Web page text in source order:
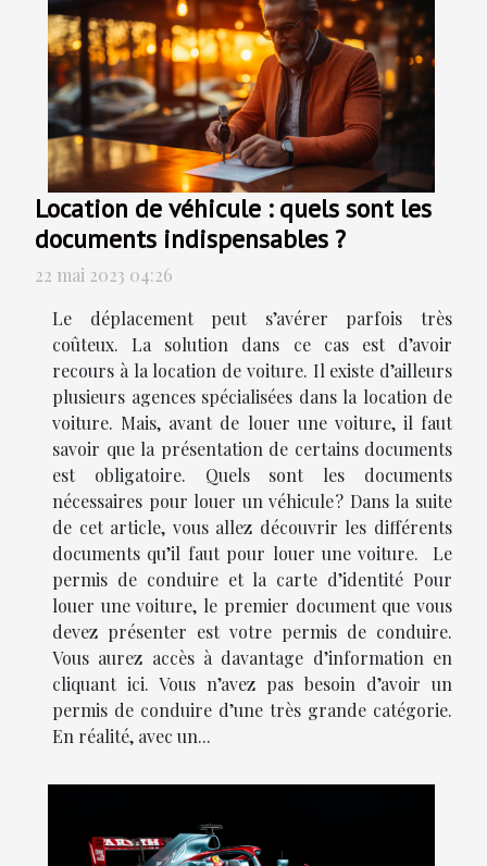
Location de véhicule : quels sont les
documents indispensables ?
22 mai 2023 04:26
Le déplacement peut s’avérer parfois très
coûteux. La solution dans ce cas est d’avoir
recours à la location de voiture. Il existe d’ailleurs
plusieurs agences spécialisées dans la location de
voiture. Mais, avant de louer une voiture, il faut
savoir que la présentation de certains documents
est obligatoire. Quels sont les documents
nécessaires pour louer un véhicule ? Dans la suite
de cet article, vous allez découvrir les différents
documents qu’il faut pour louer une voiture. Le
permis de conduire et la carte d’identité Pour
louer une voiture, le premier document que vous
devez présenter est votre permis de conduire.
Vous aurez accès à davantage d’information en
cliquant ici. Vous n’avez pas besoin d’avoir un
permis de conduire d’une très grande catégorie.
En réalité, avec un...